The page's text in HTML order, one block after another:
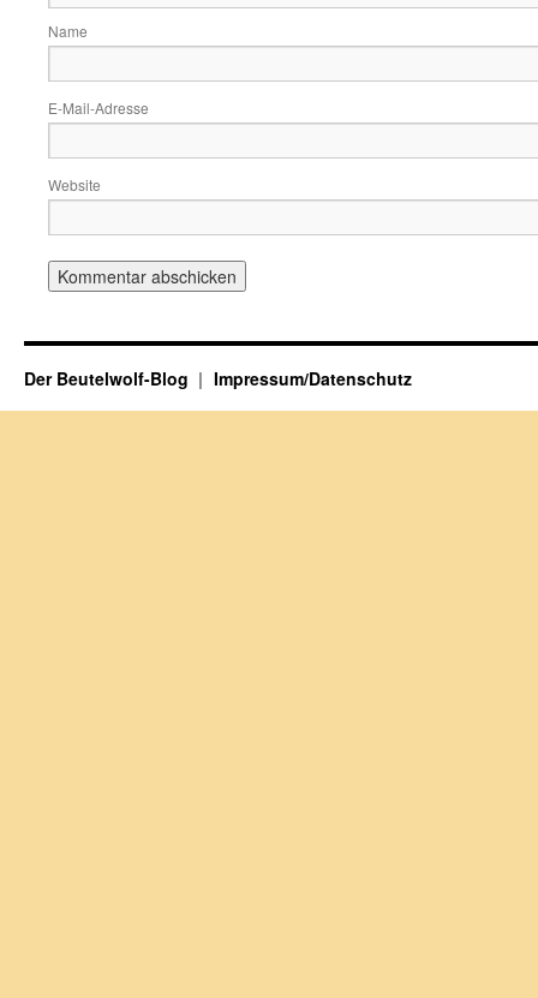
Name
E-Mail-Adresse
Website
Der Beutelwolf-Blog Impressum/Datenschutz